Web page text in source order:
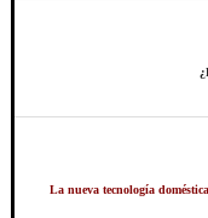
La nueva tecnología